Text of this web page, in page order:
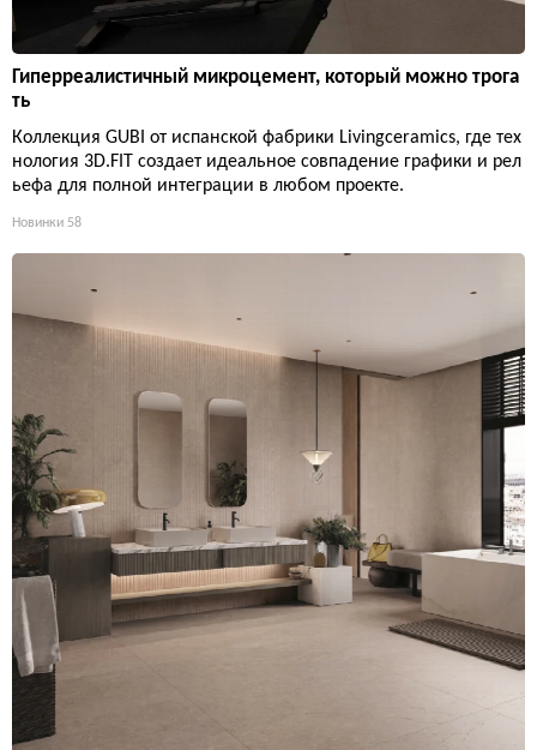
Гиперреалистичный микроцемент, который можно трога
ть
Коллекция GUBI от испанской фабрики Livingceramics, где тех
нология 3D.FIT создает идеальное совпадение графики и рел
ьефа для полной интеграции в любом проекте.
Новинки 58